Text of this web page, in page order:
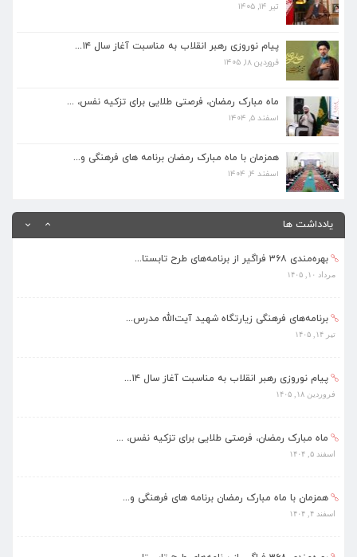
تیر ۱۴, ۱۴۰۵
پیام نوروزی رهبر انقلاب به مناسبت آغاز سال ۱۴...
فروردین ۱۸, ۱۴۰۵
ماه مبارک رمضان، فرصتی طلایی برای تزکیه نفس، ...
اسفند ۵, ۱۴۰۴
همزمان با ماه مبارک رمضان برنامه های فرهنگی و...
اسفند ۴, ۱۴۰۴
یادداشت ها
برنامه‌های فرهنگی زیارتگاه شهید آیت‌الله مدرس...
پیام نوروزی رهبر انقلاب به مناسبت آغاز سال ۱۴...
فروردین ۱۸, ۱۴۰۵
ماه مبارک رمضان، فرصتی طلایی برای تزکیه نفس، ...
اسفند ۵, ۱۴۰۴
بهره‌مندی ۳۶۸ فراگیر از برنامه‌های طرح تابستا...
مرداد ۱۰, ۱۴۰۵
برنامه‌های فرهنگی زیارتگاه شهید آیت‌الله مدرس...
تیر ۱۴, ۱۴۰۵
پیام نوروزی رهبر انقلاب به مناسبت آغاز سال ۱۴...
فروردین ۱۸, ۱۴۰۵
ماه مبارک رمضان، فرصتی طلایی برای تزکیه نفس، ...
اسفند ۵, ۱۴۰۴
همزمان با ماه مبارک رمضان برنامه های فرهنگی و...
اسفند ۴, ۱۴۰۴